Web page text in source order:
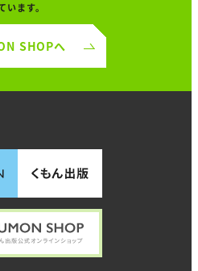
ます。
SHOPへ